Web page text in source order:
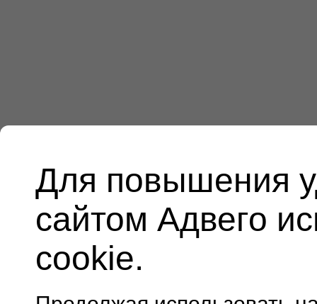
Для повышения
сайтом Адвего
cookie.